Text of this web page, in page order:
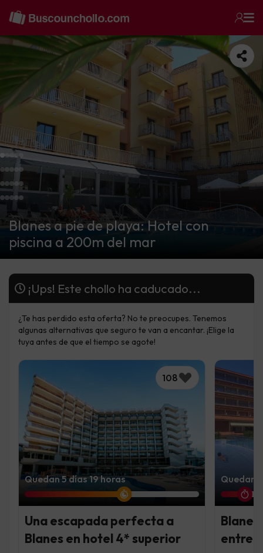
Blanes a pie de playa: Hotel con
piscina a 200m del mar
¡Ups! Este chollo ha caducado...
¿Te has perdido esta oferta? No te preocupes. Tenemos
algunas alternativas que seguro te van a encantar. ¡Elige la
tuya antes de que el tiempo se agote!
108
Quedan 5 días 19 horas
Una escapada perfecta a
Blanes en hotel 4* superior
Quedan
entre